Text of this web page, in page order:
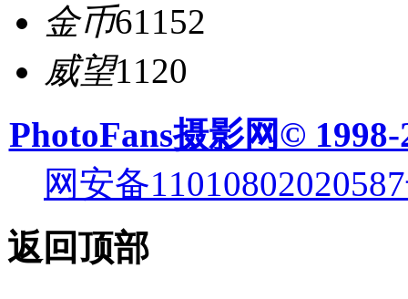
金币61152
威望1120
PhotoFans摄影网© 1998-
网安备
返回顶部